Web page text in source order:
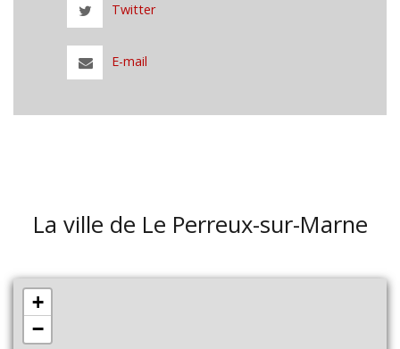
Twitter
E-mail
La ville de Le Perreux-sur-Marne
+
−